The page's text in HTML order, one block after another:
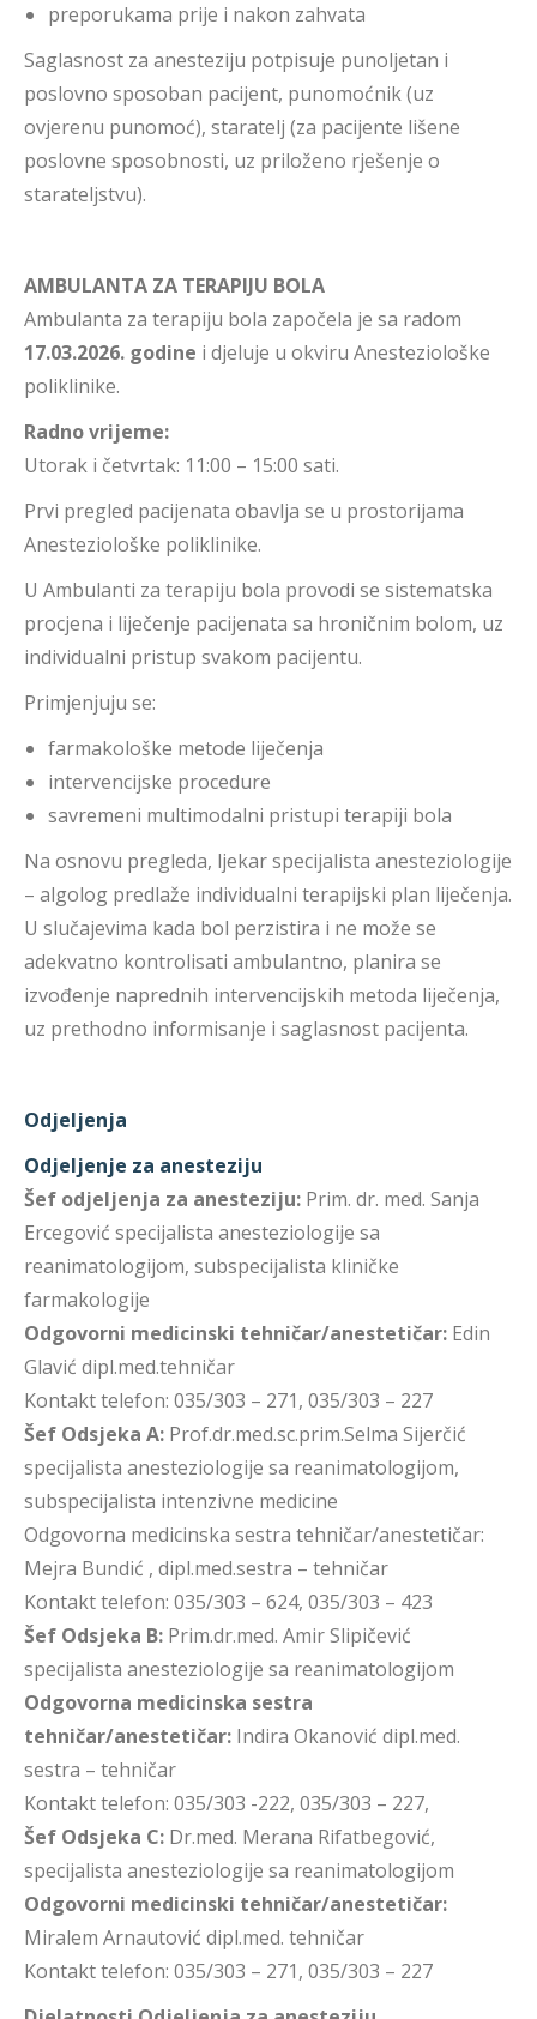
preporukama prije i nakon zahvata
Saglasnost za anesteziju potpisuje punoljetan i
poslovno sposoban pacijent, punomoćnik (uz
ovjerenu punomoć), staratelj (za pacijente lišene
poslovne sposobnosti, uz priloženo rješenje o
starateljstvu).
AMBULANTA ZA TERAPIJU BOLA
Ambulanta za terapiju bola započela je sa radom
17.03.2026. godine i djeluje u okviru Anesteziološke
poliklinike.
Radno vrijeme:
Utorak i četvrtak: 11:00 – 15:00 sati.
Prvi pregled pacijenata obavlja se u prostorijama
Anesteziološke poliklinike.
U Ambulanti za terapiju bola provodi se sistematska
procjena i liječenje pacijenata sa hroničnim bolom, uz
individualni pristup svakom pacijentu.
Primjenjuju se:
farmakološke metode liječenja
intervencijske procedure
savremeni multimodalni pristupi terapiji bola
Na osnovu pregleda, ljekar specijalista anesteziologije
– algolog predlaže individualni terapijski plan liječenja.
U slučajevima kada bol perzistira i ne može se
adekvatno kontrolisati ambulantno, planira se
izvođenje naprednih intervencijskih metoda liječenja,
uz prethodno informisanje i saglasnost pacijenta.
Odjeljenja
Odjeljenje za anesteziju
Šef odjeljenja za anesteziju: Prim. dr. med. Sanja
Ercegović specijalista anesteziologije sa
reanimatologijom, subspecijalista kliničke
farmakologije
Odgovorni medicinski tehničar/anestetičar: Edin
Glavić dipl.med.tehničar
Kontakt telefon: 035/303 – 271, 035/303 – 227
Šef Odsjeka A: Prof.dr.med.sc.prim.Selma Sijerčić
specijalista anesteziologije sa reanimatologijom,
subspecijalista intenzivne medicine
Odgovorna medicinska sestra tehničar/anestetičar:
Mejra Bundić , dipl.med.sestra – tehničar
Kontakt telefon: 035/303 – 624, 035/303 – 423
Šef Odsjeka B: Prim.dr.med. Amir Slipičević
specijalista anesteziologije sa reanimatologijom
Odgovorna medicinska sestra
tehničar/anestetičar: Indira Okanović dipl.med.
sestra – tehničar
Kontakt telefon: 035/303 -222, 035/303 – 227,
Šef Odsjeka C: Dr.med. Merana Rifatbegović,
specijalista anesteziologije sa reanimatologijom
Odgovorni medicinski tehničar/anestetičar:
Miralem Arnautović dipl.med. tehničar
Kontakt telefon: 035/303 – 271, 035/303 – 227